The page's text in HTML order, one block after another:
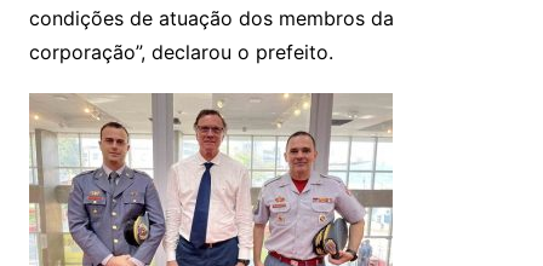
condições de atuação dos membros da
corporação”, declarou o prefeito.